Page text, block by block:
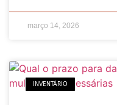
março 14, 2026
INVENTÁRIO